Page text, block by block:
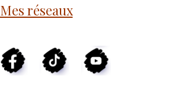
Mes réseaux